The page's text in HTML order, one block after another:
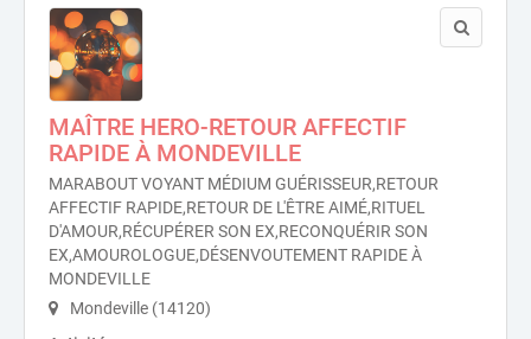
MAÎTRE HERO-RETOUR AFFECTIF
RAPIDE À MONDEVILLE
MARABOUT VOYANT MÉDIUM GUÉRISSEUR,RETOUR
AFFECTIF RAPIDE,RETOUR DE L'ÊTRE AIMÉ,RITUEL
D'AMOUR,RÉCUPÉRER SON EX,RECONQUÉRIR SON
EX,AMOUROLOGUE,DÉSENVOUTEMENT RAPIDE À
MONDEVILLE
Mondeville (14120)